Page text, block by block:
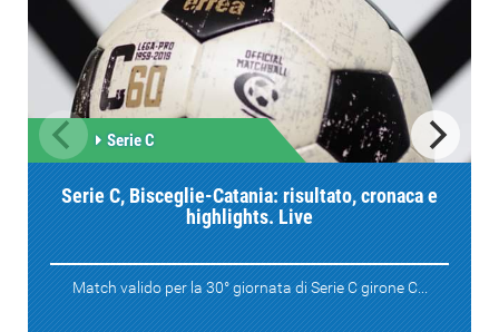
Serie C
Serie C, Bisceglie-Catania: risultato, cronaca e
highlights. Live
Match valido per la 30° giornata di Serie C girone C...